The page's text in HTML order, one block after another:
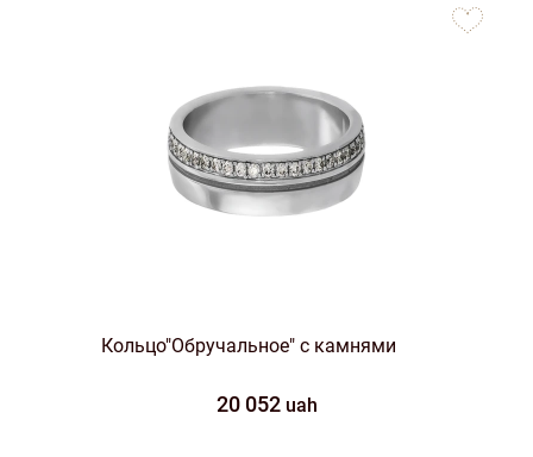
Кольцо"Обручальное" с камнями
20 052 uah
favorites